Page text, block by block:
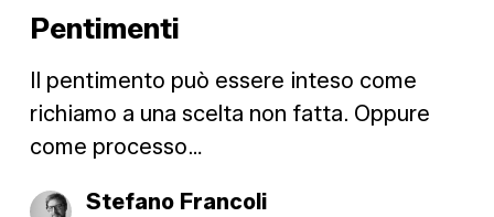
Pentimenti
Il pentimento può essere inteso come
richiamo a una scelta non fatta. Oppure
come processo…
Stefano Francoli